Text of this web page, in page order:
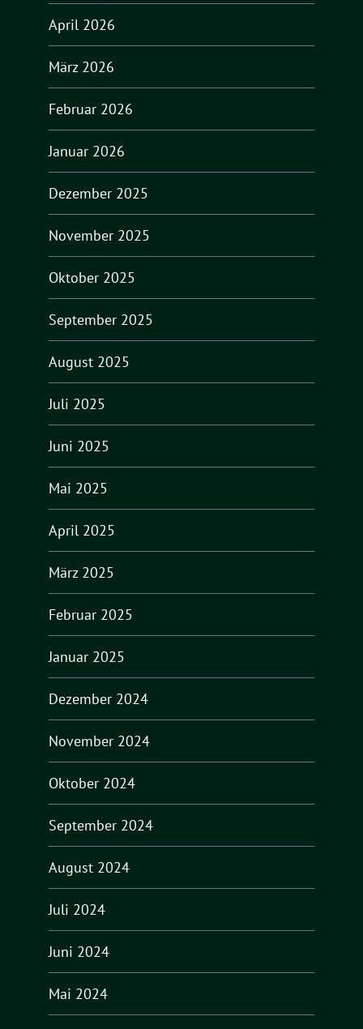
April 2026
März 2026
Februar 2026
Januar 2026
Dezember 2025
November 2025
Oktober 2025
September 2025
August 2025
Juli 2025
Juni 2025
Mai 2025
April 2025
März 2025
Februar 2025
Januar 2025
Dezember 2024
November 2024
Oktober 2024
September 2024
August 2024
Juli 2024
Juni 2024
Mai 2024